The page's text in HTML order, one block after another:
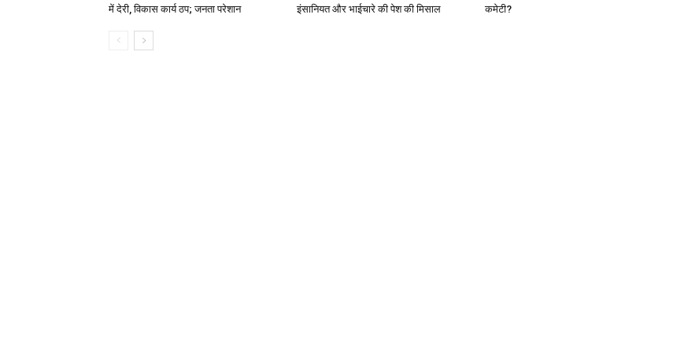
में देरी, विकास कार्य ठप; जनता परेशान
इंसानियत और भाईचारे की पेश की मिसाल
कमेटी?